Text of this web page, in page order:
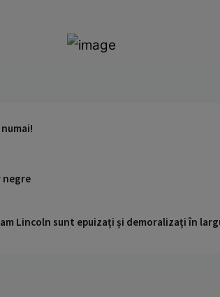
negre
Lincoln sunt epuizați și demoralizați în